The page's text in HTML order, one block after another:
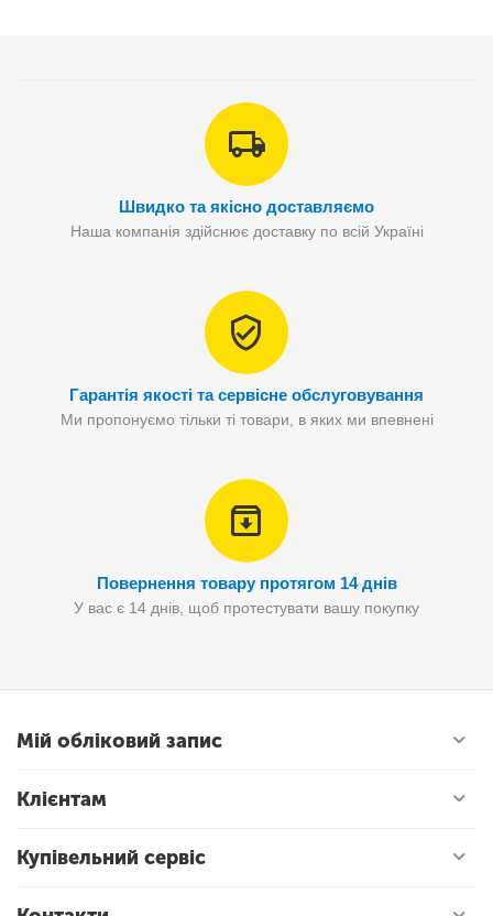
Швидко та якісно доставляємо
Наша компанія здійснює доставку по всій Україні
Гарантія якості та сервісне обслуговування
Ми пропонуємо тільки ті товари, в яких ми впевнені
Повернення товару протягом 14 днів
У вас є 14 днів, щоб протестувати вашу покупку
Мій обліковий запис
Клієнтам
Купівельний сервіс